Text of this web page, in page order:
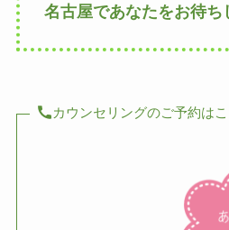
名古屋であなたをお待ち
カウンセリングのご予約は